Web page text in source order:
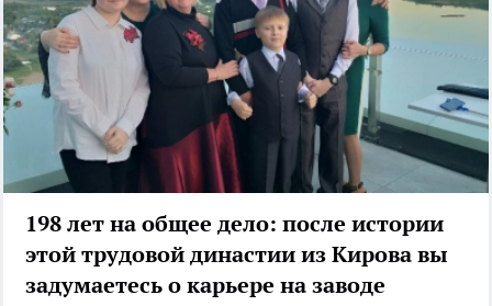
198 лет на общее дело: после истории
этой трудовой династии из Кирова вы
задумаетесь о карьере на заводе